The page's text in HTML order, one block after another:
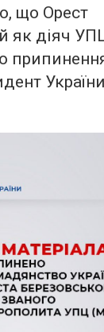
що Орест
як діяч
України